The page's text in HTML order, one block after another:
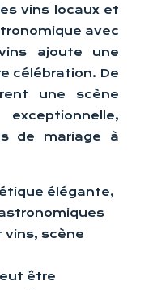
vins locaux et
avec
ajoute une
célébration. De
une scène
de mariage à
élégante,
vins, scène
être